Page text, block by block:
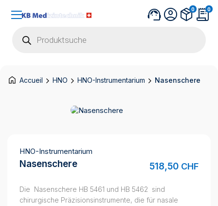
search
0 0
Accueil HNO HNO-Instrumentarium Nasenschere
HNO-Instrumentarium
Nasenschere 518,50 CHF
Die Nasenschere HB 5461 und HB 5462 sind
chirurgische Präzisionsinstrumente, die für nasale